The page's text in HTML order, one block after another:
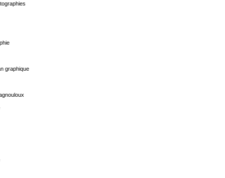
graphique